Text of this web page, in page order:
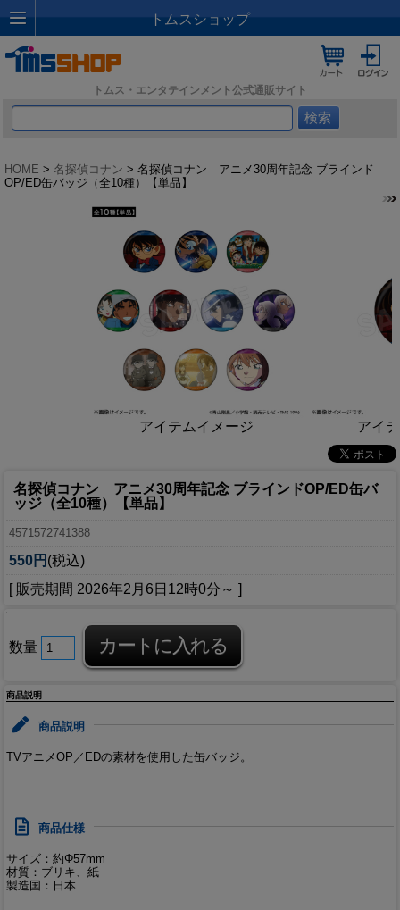
トムスショップ
トムス・エンタテインメント公式通販サイト
HOME > 名探偵コナン > 名探偵コナン アニメ30周年記念 ブラインド
OP/ED缶バッジ（全10種）【単品】
アイテムイメージ アイ
名探偵コナン アニメ30周年記念 ブラインドOP/ED缶バ
ッジ（全10種）【単品】
4571572741388
550円 (税込)
[ 販売期間 2026年2月6日12時0分 ～ ]
数量
商品説明
商品説明
TVアニメOP／EDの素材を使用した缶バッジ。
商品仕様
サイズ：約Φ57mm
材質：ブリキ、紙
製造国：日本